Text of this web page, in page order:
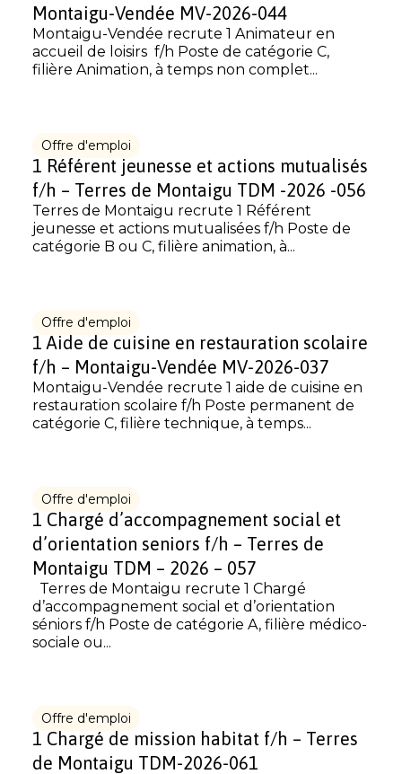
Montaigu-Vendée MV-2026-044
Montaigu-Vendée recrute 1 Animateur en
accueil de loisirs f/h Poste de catégorie C,
filière Animation, à temps non complet...
Offre d'emploi
1 Référent jeunesse et actions mutualisés
f/h – Terres de Montaigu TDM -2026 -056
Terres de Montaigu recrute 1 Référent
jeunesse et actions mutualisées f/h Poste de
catégorie B ou C, filière animation, à...
Offre d'emploi
1 Aide de cuisine en restauration scolaire
f/h – Montaigu-Vendée MV-2026-037
Montaigu-Vendée recrute 1 aide de cuisine en
restauration scolaire f/h Poste permanent de
catégorie C, filière technique, à temps...
Offre d'emploi
1 Chargé d’accompagnement social et
d’orientation seniors f/h – Terres de
Montaigu TDM – 2026 – 057
Terres de Montaigu recrute 1 Chargé
d’accompagnement social et d’orientation
séniors f/h Poste de catégorie A, filière médico-
sociale ou...
Offre d'emploi
1 Chargé de mission habitat f/h – Terres
de Montaigu TDM-2026-061